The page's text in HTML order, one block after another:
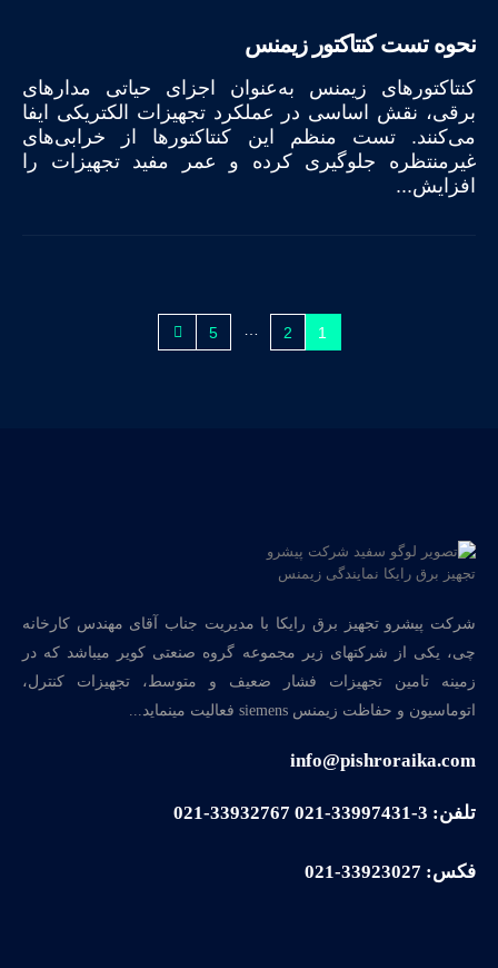
نحوه تست کنتاکتور زیمنس
کنتاکتور‌های زیمنس به‌عنوان اجزای حیاتی مدارهای
برقی، نقش اساسی در عملکرد تجهیزات الکتریکی ایفا
می‌کنند. تست منظم این کنتاکتورها از خرابی‌های
غیرمنتظره جلوگیری کرده و عمر مفید تجهیزات را
افزایش...
1
2
5
شرکت پیشرو تجهیز برق رایکا با مدیریت جناب آقای مهندس کارخانه
چی، یکی از شرکتهای زیر مجموعه گروه صنعتی کویر میباشد که در
زمینه تامین تجهیزات فشار ضعیف و متوسط، تجهیزات کنترل،
اتوماسیون و حفاظت زیمنس siemens فعالیت مینماید...
info@pishroraika.com
تلفن: 3-33997431-021 33932767-021
فکس: 33923027-021